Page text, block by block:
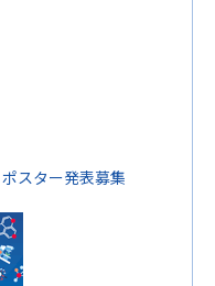
スター発表募集